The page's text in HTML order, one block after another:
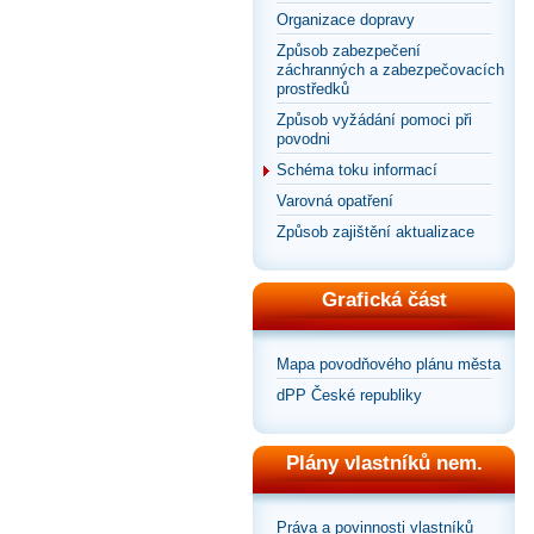
Organizace dopravy
Způsob zabezpečení
záchranných a zabezpečovacích
prostředků
Způsob vyžádání pomoci při
povodni
Schéma toku informací
Varovná opatření
Způsob zajištění aktualizace
Grafická část
Mapa povodňového plánu města
dPP České republiky
Plány vlastníků nem.
Práva a povinnosti vlastníků